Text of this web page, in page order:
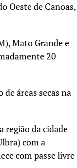
Oeste de Canoas,
Mato Grande e
20
áreas secas na
região da cidade
com a
com passe livre